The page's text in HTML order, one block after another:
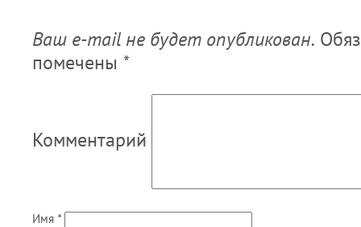
Ваш e-mail не будет опубликован.
помечены *
Комментарий
Имя *